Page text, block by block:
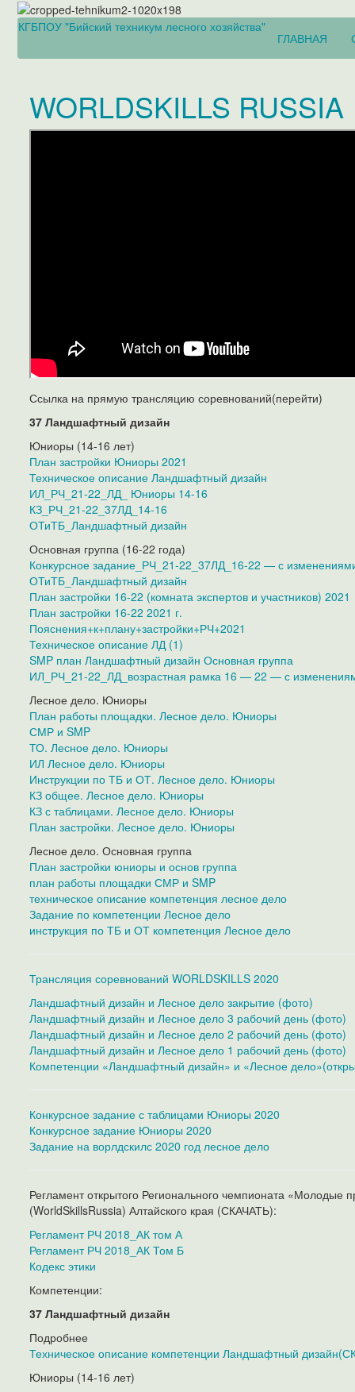
КГБПОУ "Бийский техникум лесного хозяйства"
ГЛАВНАЯ
WORLDSKILLS RUSSIA
Ссылка на прямую трансляцию соревнований(перейти)
37 Ландшафтный дизайн
Юниоры (14-16 лет)
План застройки Юниоры 2021
Техническое описание Ландшафтный дизайн
ИЛ_РЧ_21-22_ЛД_ Юниоры 14-16
КЗ_РЧ_21-22_37ЛД_14-16
ОТиТБ_Ландшафтный дизайн
Основная группа (16-22 года)
Конкурсное задание_РЧ_21-22_37ЛД_16-22 — с
ОТиТБ_Ландшафтный дизайн
План застройки 16-22 (комната экспертов и участников) 2021
План застройки 16-22 2021 г.
Пояснения+к+плану+застройки+РЧ+2021
Техническое описание ЛД (1)
SMP план Ландшафтный дизайн Основная группа
ИЛ_РЧ_21-22_ЛД_возрастная рамка 16 — 22 — с
Лесное дело. Юниоры
План работы площадки. Лесное дело. Юниоры
СМР и SMP
ТО. Лесное дело. Юниоры
ИЛ Лесное дело. Юниоры
Инструкции по ТБ и ОТ. Лесное дело. Юниоры
КЗ общее. Лесное дело. Юниоры
КЗ с таблицами. Лесное дело. Юниоры
План застройки. Лесное дело. Юниоры
Лесное дело. Основная группа
План застройки юниоры и основ группа
план работы площадки СМР и SMP
техническое описание компетенция лесное дело
Задание по компетенции Лесное дело
инструкция по ТБ и ОТ компетенция Лесное дело
Трансляция соревнований WORLDSKILLS 2020
Ландшафтный дизайн и Лесное дело закрытие (фото)
Ландшафтный дизайн и Лесное дело 3 рабочий день (фото)
Ландшафтный дизайн и Лесное дело 2 рабочий день (фото)
Ландшафтный дизайн и Лесное дело 1 рабочий день (фото)
Компетенции «Ландшафтный дизайн» и «Лесное
Конкурсное задание с таблицами Юниоры 2020
Конкурсное задание Юниоры 2020
Задание на ворлдскилс 2020 год лесное дело
Регламент открытого Регионального чемпионата «Молодые
(WorldSkillsRussia) Алтайского края (СКАЧАТЬ):
Регламент РЧ 2018_АК том А
Регламент РЧ 2018_АК Том Б
Кодекс этики
Компетенции:
37 Ландшафтный дизайн
Подробнее
Техническое описание компетенции Ландшафтный
Юниоры (14-16 лет)